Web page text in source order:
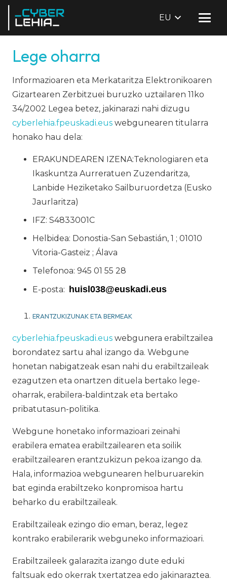
EU
Lege oharra
Informazioaren eta Merkataritza Elektronikoaren
Gizartearen Zerbitzuei buruzko uztailaren 11ko
34/2002 Legea betez, jakinarazi nahi dizugu
cyberlehia.fpeuskadi.eus webgunearen titularra
honako hau dela:
ERAKUNDEAREN IZENA:Teknologiaren eta
Ikaskuntza Aurreratuen Zuzendaritza,
Lanbide Heziketako Sailburuordetza (Eusko
Jaurlaritza)
IFZ: S4833001C
Helbidea: Donostia-San Sebastián, 1 ; 01010
Vitoria-Gasteiz ; Álava
Telefonoa: 945 01 55 28
E-posta:
huisl038@euskadi.eus
ERANTZUKIZUNAK ETA BERMEAK
cyberlehia.fpeuskadi.eus webgunera erabiltzailea
borondatez sartu ahal izango da. Webgune
honetan nabigatzeak esan nahi du erabiltzaileak
ezagutzen eta onartzen dituela bertako lege-
oharrak, erabilera-baldintzak eta bertako
pribatutasun-politika.
Webgune honetako informazioari zeinahi
erabilera ematea erabiltzailearen eta soilik
erabiltzailearen erantzukizun pekoa izango da.
Hala, informazioa webgunearen helburuarekin
bat eginda erabiltzeko konpromisoa hartu
beharko du erabiltzaileak.
Erabiltzaileak ezingo dio eman, beraz, legez
kontrako erabilerarik webguneko informazioari.
Erabiltzaileek galarazita izango dute eduki
faltsuak edo okerrak txertatzea edo jakinaraztea.